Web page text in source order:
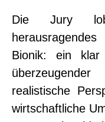
Die Jury
Bionik: ein klar
realistische
wirtschaftliche